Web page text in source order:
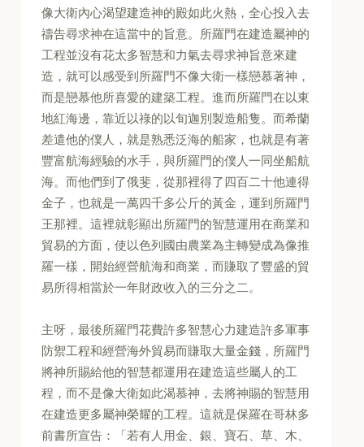
像大衛內心渴望建造神的殿如此火熱，全心投入去
禱告尋求神在這當中的旨意。所羅門在建造屬神的
工程並沒有花太多智慧和力氣去尋求神旨意來建
造，就可以感受到所羅門不像大衛一樣戀慕著神，
而是戀慕他所喜愛的建築工程。進而所羅門在以東
地紅海邊，靠近以祿的以旬迦別製造船隻。而希蘭
差遣他的僕人，就是熟悉泛海的船家，也就是有著
豐富航海經驗的水手，與所羅門的僕人一同坐船航
海。而他們到了俄斐，從那裡得了四百二十他連得
金子，也就是一萬四千多公斤的黃金，運到所羅門
王那裡。這裡就彰顯出所羅門的智慧運用在商業和
貿易的方面，使以色列國由農業為主轉變成為像推
羅一樣，開始經營航海和商業，而賺取了豐盛的貿
易所得相當於一年財政收入的三分之二。
主呀，最後所羅門花費許多智慧心力建造許多軍事
防禦工程和經營海外貿易而賺取大量金錢，所羅門
將神所賜給他的智慧都運用在建造這些屬人的工
程，而不是像大衛如此渴慕神，去將神賜的智慧用
在建造更多屬神榮耀的工程。這就是保羅在哥林多
前書所宣告：「若有人用金、銀、寶石、草、木、